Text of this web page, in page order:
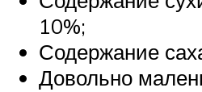
10%;
Содержание
Довольно